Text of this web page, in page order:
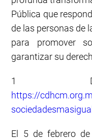
Pública que
de las personas de
para promover
garantizar su
1
https://
El 5 de febrero